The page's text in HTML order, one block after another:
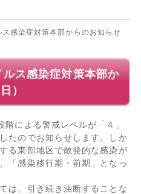
感染症対策本部からのお知らせ
ス感染症対策本部か
）
による警戒レベルが「４」
たのでお知らせします。しか
る東部地区で散発的な感染が
「感染移行期・前期」となっ
は、引き続き油断することな